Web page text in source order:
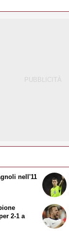
nell'11
2-1 a